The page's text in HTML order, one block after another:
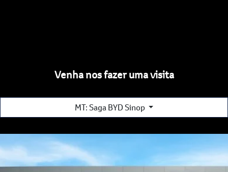
Venha nos fazer uma visita
MT: Saga BYD Sinop